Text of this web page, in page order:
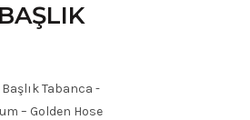
Tabanca -
– Golden Hose